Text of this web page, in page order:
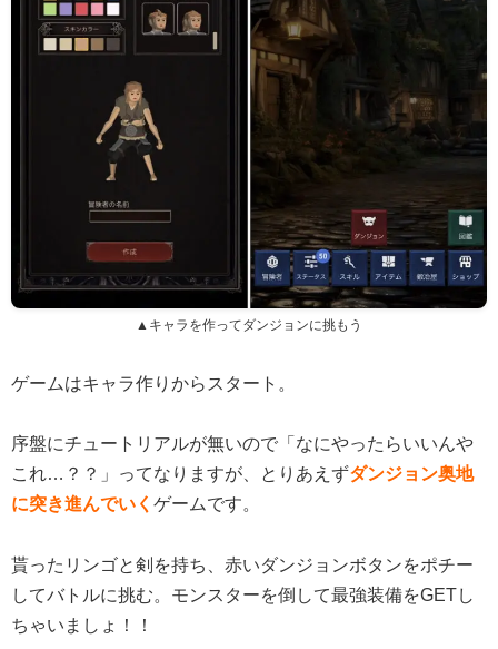
▲キャラを作ってダンジョンに挑もう
ゲームはキャラ作りからスタート。
序盤にチュートリアルが無いので「なにやったらいいんや
これ…？？」ってなりますが、とりあえずダンジョン奥地
に突き進んでいく ゲームです。
貰ったリンゴと剣を持ち、赤いダンジョンボタンをポチー
してバトルに挑む。モンスターを倒して最強装備をGETし
ちゃいましょ！！